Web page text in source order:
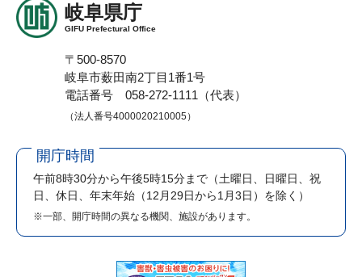
岐阜県庁
GIFU Prefectural Office
〒500-8570
岐阜市薮田南2丁目1番1号
電話番号 058-272-1111（代表）
（法人番号4000020210005）
開庁時間
午前8時30分から午後5時15分まで （土曜日、日曜日、祝
日、休日、年末年始（12月29日から1月3日）を除く）
※一部、開庁時間の異なる機関、施設があります。